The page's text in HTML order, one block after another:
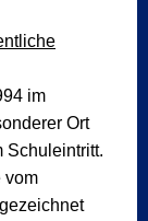
im
Ort
Schuleintritt.
vom